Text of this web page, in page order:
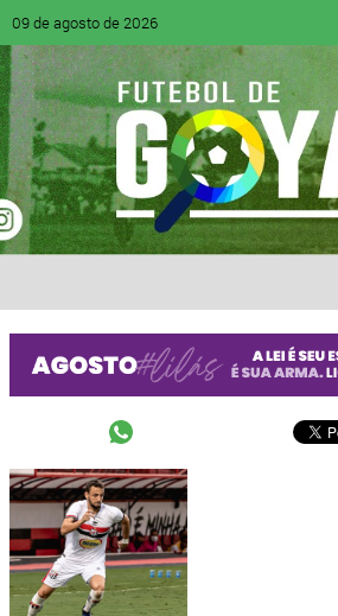
09 de agosto de 2026